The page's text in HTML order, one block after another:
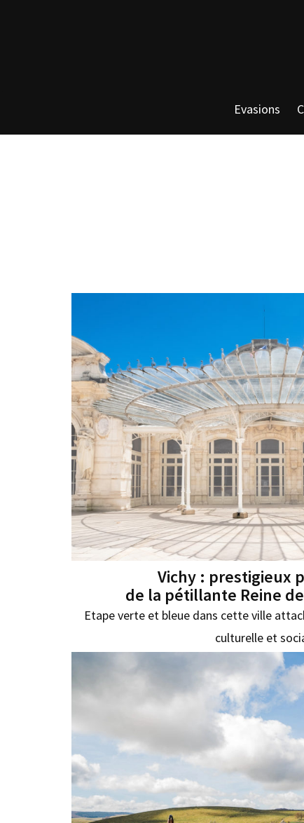
Evasions
Vichy : prestigieux
de la pétillante Reine
Etape verte et bleue dans cette ville
culturelle et